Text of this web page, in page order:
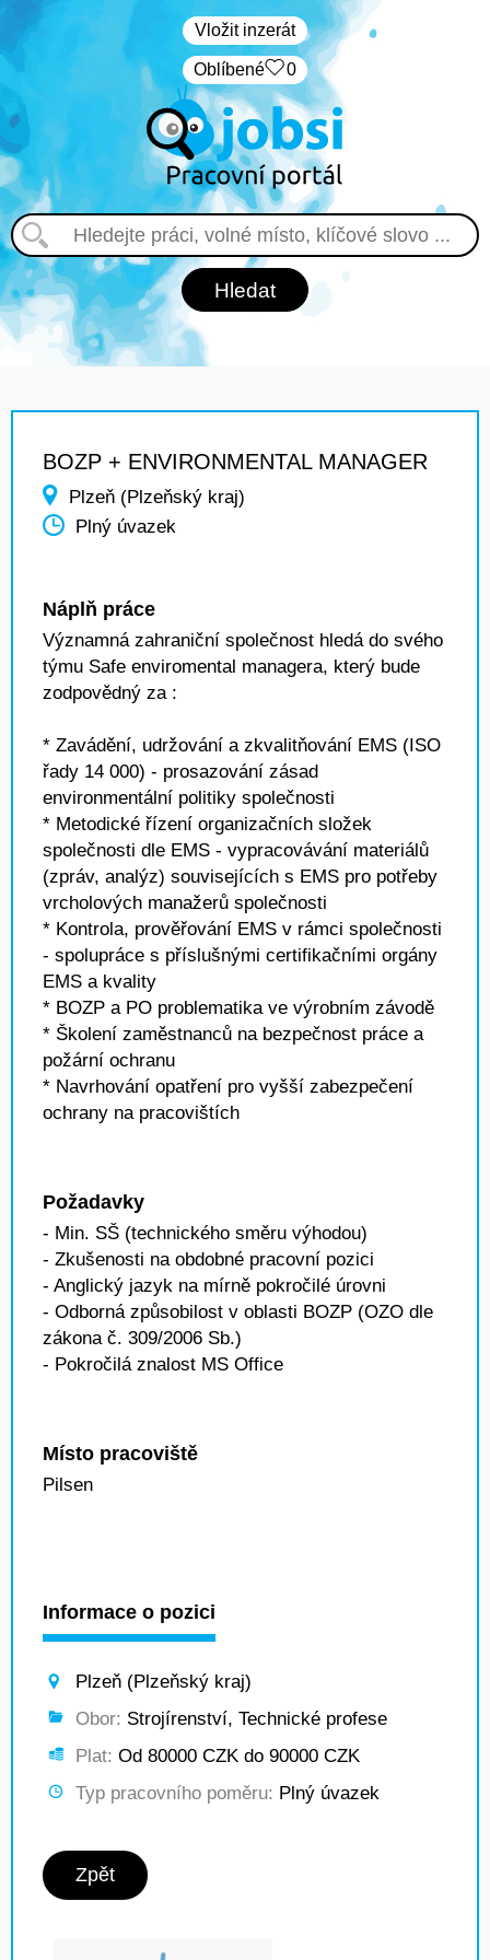
Vložit inzerát
Oblíbené 0
BOZP + ENVIRONMENTAL MANAGER
Plzeň (Plzeňský kraj)
Plný úvazek
Náplň práce
Významná zahraniční společnost hledá do svého
týmu Safe enviromental managera, který bude
zodpovědný za :
* Zavádění, udržování a zkvalitňování EMS (ISO
řady 14 000) - prosazování zásad
environmentální politiky společnosti
* Metodické řízení organizačních složek
společnosti dle EMS - vypracovávání materiálů
(zpráv, analýz) souvisejících s EMS pro potřeby
vrcholových manažerů společnosti
* Kontrola, prověřování EMS v rámci společnosti
- spolupráce s příslušnými certifikačními orgány
EMS a kvality
* BOZP a PO problematika ve výrobním závodě
* Školení zaměstnanců na bezpečnost práce a
požární ochranu
* Navrhování opatření pro vyšší zabezpečení
ochrany na pracovištích
Požadavky
- Min. SŠ (technického směru výhodou)
- Zkušenosti na obdobné pracovní pozici
- Anglický jazyk na mírně pokročilé úrovni
- Odborná způsobilost v oblasti BOZP (OZO dle
zákona č. 309/2006 Sb.)
- Pokročilá znalost MS Office
Místo pracoviště
Pilsen
Informace o pozici
Plzeň (Plzeňský kraj)
Obor: Strojírenství, Technické profese
Plat: Od 80000 CZK do 90000 CZK
Typ pracovního poměru: Plný úvazek
Zpět